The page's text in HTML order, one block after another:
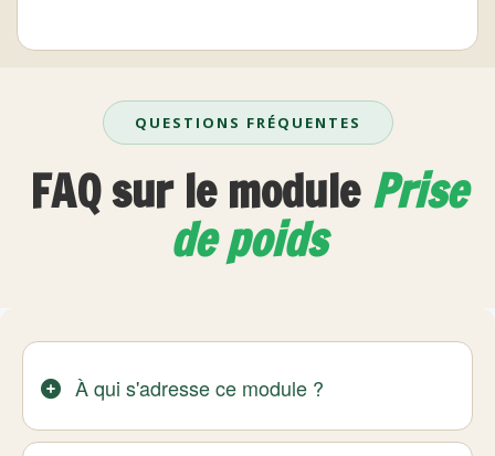
QUESTIONS FRÉQUENTES
FAQ sur le modulePrise
de poids
À qui s'adresse ce module ?